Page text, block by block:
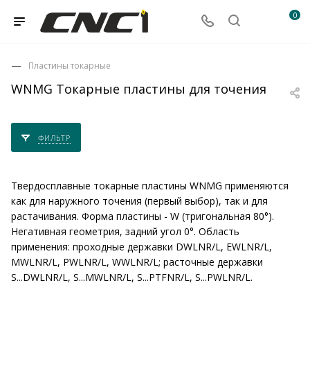
0
WNMG Токарные пластины для точения
Пластины токарные
ФИЛЬТР
Твердосплавные токарные пластины WNMG применяются
как для наружного точения (первый выбор), так и для
растачивания. Форма пластины - W (тригональная 80°).
Негативная геометрия, задний угол 0°. Область
применения: проходные державки DWLNR/L, EWLNR/L,
MWLNR/L, PWLNR/L, WWLNR/L; расточные державки
S...DWLNR/L, S...MWLNR/L, S...PTFNR/L, S...PWLNR/L.